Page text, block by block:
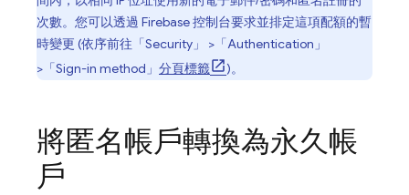
次數。您可以透過 Firebase控制台要求並排定這項配額的暫
時變更 (依序前往「Security」
>「Authentication」
>「Sign-in method」 分頁標籤 )。
將匿名帳戶轉換為永久帳
戶